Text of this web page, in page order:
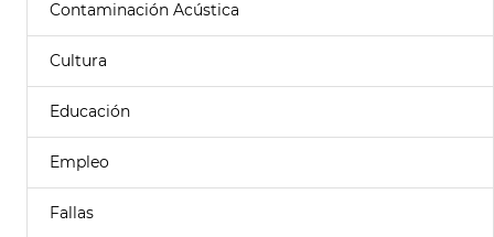
Contaminación Acústica
Cultura
Educación
Empleo
Fallas